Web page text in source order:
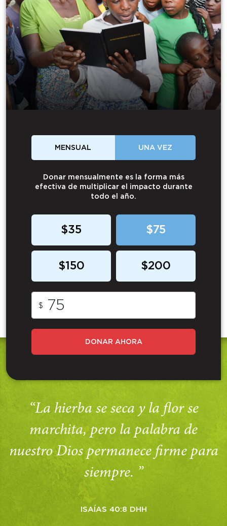
MENSUAL UNA VEZ
Donar mensualmente es la forma más
efectiva de multiplicar el impacto durante
todo el año.
$35 $75
$150 $200
$
DONAR AHORA
“La hierba se seca y la flor se
marchita, pero la palabra de
nuestro Dios permanece firme para
siempre. ”
ISAÍAS 40:8 DHH